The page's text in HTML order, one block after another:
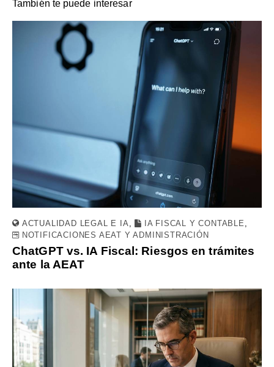
También te puede interesar
ACTUALIDAD LEGAL E IA IA FISCAL Y CONTABLE
NOTIFICACIONES AEAT Y ADMINISTRACIÓN
ChatGPT vs. IA Fiscal: Riesgos en trámites
ante la AEAT